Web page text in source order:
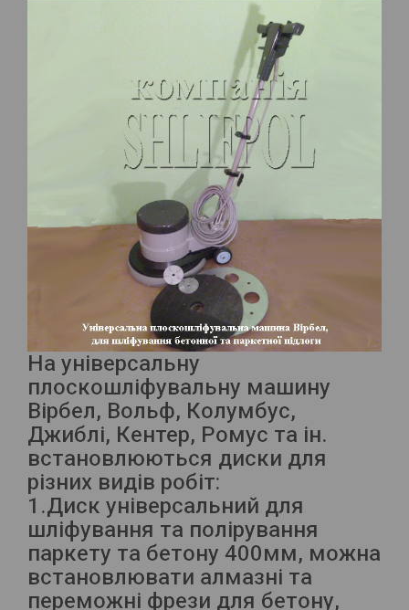
На універсальну
плоскошліфувальну машину
Вірбел, Вольф, Колумбус,
Джиблі, Кентер, Ромус та ін.
встановлюються диски для
різних видів робіт:
1.Диск універсальний для
шліфування та полірування
паркету та бетону 400мм, можна
встановлювати алмазні та
переможні фрези для бетону,